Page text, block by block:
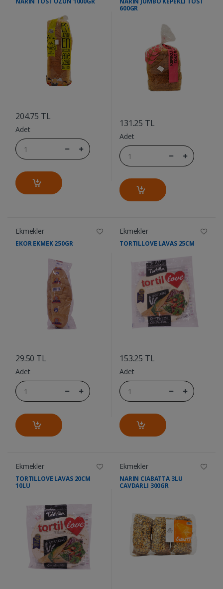
204.75 TL
Adet
600GR
131.25 TL
Adet
Ekmekler
EKOR EKMEK 250GR
29.50 TL
Adet
Ekmekler
TORTILLOVE LAVAS 25CM
153.25 TL
Adet
Ekmekler
TORTILLOVE LAVAS 20CM
10LU
Ekmekler
NARIN CIABATTA 3LU
CAVDARLI 300GR